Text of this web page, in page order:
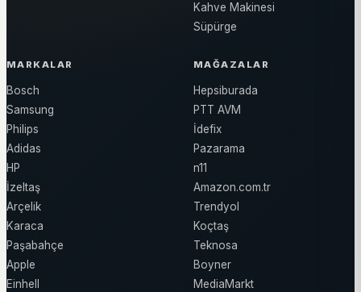
Kahve Makinesi
Süpürge
MARKALAR
Bosch
Samsung
Philips
Adidas
HP
İzeltaş
Arçelik
Karaca
Paşabahçe
Apple
Einhell
MAĞAZALAR
Hepsiburada
PTT AVM
İdefix
Pazarama
n11
Amazon.com.tr
Trendyol
Koçtaş
Teknosa
Boyner
MediaMarkt